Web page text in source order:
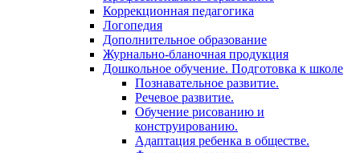
Коррекционная педагогика
Логопедия
Дополнительное образование
Журнально-бланочная продукция
Дошкольное обучение. Подготовка к школе
Познавательное развитие.
Речевое развитие.
Обучение рисованию и
конструированию.
Адаптация ребенка в обществе.